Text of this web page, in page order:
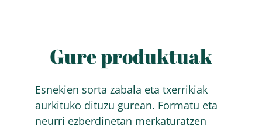
Gure produktuak
Esnekien sorta zabala eta txerrikiak
aurkituko dituzu gurean. Formatu eta
neurri ezberdinetan merkaturatzen